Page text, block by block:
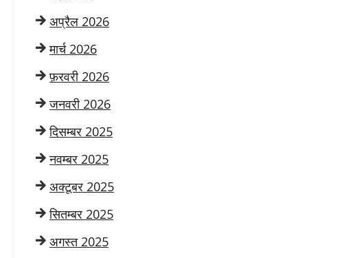
अप्रैल 2026
मार्च 2026
फ़रवरी 2026
जनवरी 2026
दिसम्बर 2025
नवम्बर 2025
अक्टूबर 2025
सितम्बर 2025
अगस्त 2025